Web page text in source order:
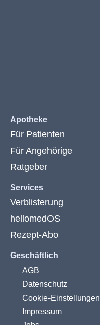
Apotheke
Für Patienten
Für Angehörige
Ratgeber
Services
Verblisterung
hellomedOS
Rezept-Abo
Geschäftlich
AGB
Datenschutz
Cookie-Einstellungen
Impressum